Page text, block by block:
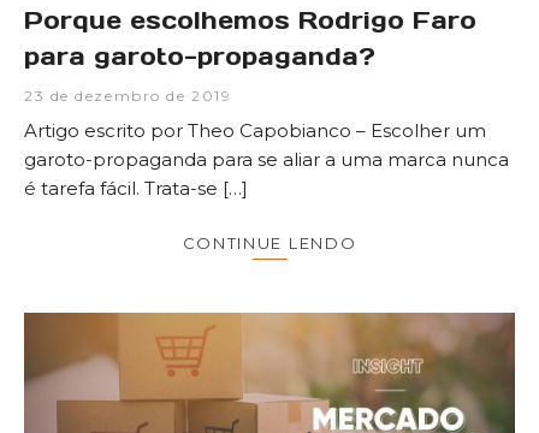
Porque escolhemos Rodrigo Faro
para garoto-propaganda?
23 de dezembro de 2019
Artigo escrito por Theo Capobianco – Escolher um
garoto-propaganda para se aliar a uma marca nunca
é tarefa fácil. Trata-se […]
CONTINUE LENDO